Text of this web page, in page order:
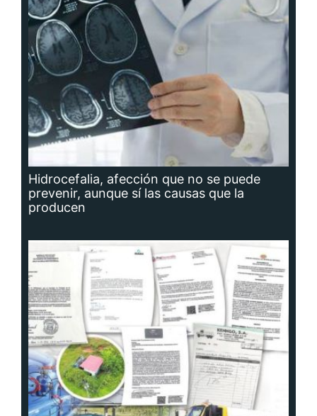
Hidrocefalia, afección que no se puede
prevenir, aunque sí las causas que la
producen